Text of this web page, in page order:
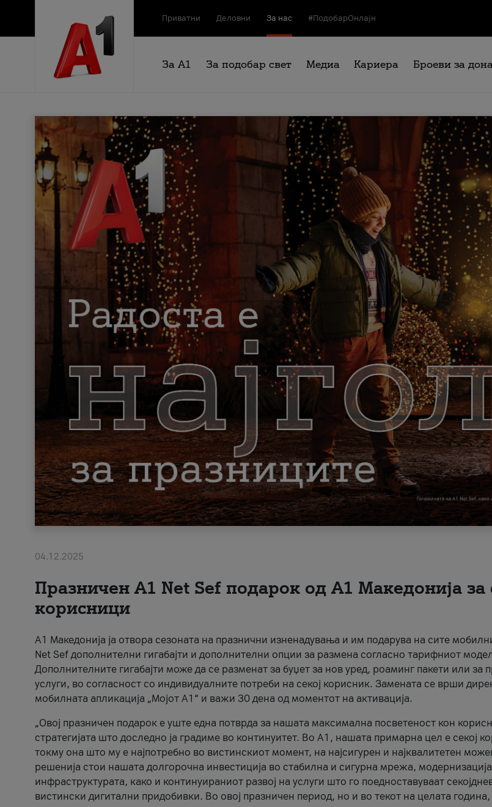
Приватни Деловни За нас #ПодобарОнлајн
За А1 За подобар свет Медиа Кариера Броеви за
04.12.2025
Празничен A1 Net Sеf подарок од А1 Македонија за
корисници
А1 Македонија ја отвора сезоната на празнични изненадувања и им подарува на сите
Net Sef дополнителни гигабајти и дополнителни опции за размена согласно тарифниот
Дополнителните гигабајти може да се разменат за буџет за нов уред, роаминг пакети или за
услуги, во согласност со индивидуалните потреби на секој корисник. Замената се врши
мобилната апликација „Мојот А1“ и важи 30 дена од моментот на активација.
„Овој празничен подарок е уште една потврда за нашата максимална посветеност кон
стратегијата што доследно ја градиме во континуитет. Во А1, нашата примарна цел е секој
токму она што му е најпотребно во вистинскиот момент, на најсигурен и најквалитетен
решенија стои нашата долгорочна инвестиција во стабилна и сигурна мрежа,
инфраструктурата, како и континуираниот развој на услуги што го поедноставуваат
вистински дигитални придобивки. Во овој празничен период, но и во текот на целата